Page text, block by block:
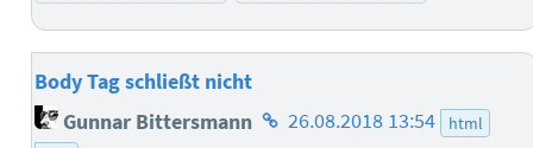
Body Tag schließt nicht
Gunnar Bittersmann Homepage
26.08.2018 13:54
html